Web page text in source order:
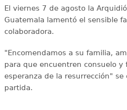
El viernes 7 de agosto la
Guatemala lamentó el sensible
colaboradora.
"Encomendamos a su familia,
para que encuentren consuelo y
esperanza de la resurrección" se
partida.